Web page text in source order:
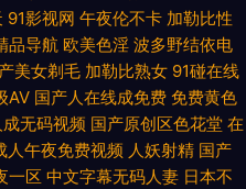
科 91爱网国产探花 91视频露脸 97
情四射影院 老湿影院福利 欧美亚色
网 91狼友在线观看 国产喷水福利 狼
网站 97亚洲资源总站 国产地址一 精
91影视网 午夜伦不卡 加勒比性
品导航 欧美色淫 波多野结依电
美女剃毛 加勒比熟女 91碰在线
AV 国产人在线成免费 免费黄色
无码视频 国产原创区色花堂 在
人午夜免费视频 人妖射精 国产
一区 中文字幕无码人妻 日本不